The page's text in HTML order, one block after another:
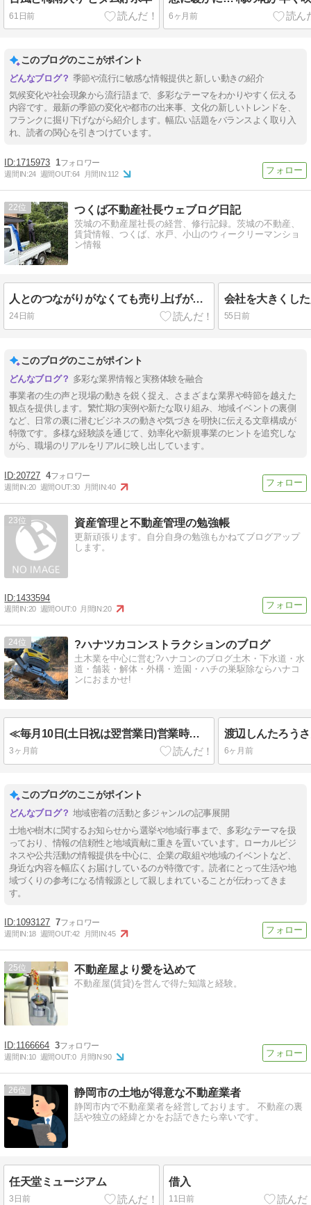
61日前 6ヶ月前
このブログのここがポイント
季節や流行に敏感な情報提供と新しい動きの紹介
気候変化や社会現象から流行語まで、多彩なテーマをわかりやすく伝える
内容です。最新の季節の変化や都市の出来事、文化の新しいトレンドを、
フランクに掘り下げながら紹介します。幅広い話題をバランスよく取り入
れ、読者の関心を引きつけています。
1715973 1
週間IN:24 週間OUT:64 月間IN:112
22 つくば不動産社長ウェブログ日記
茨城の不動産屋社長の経営、修行記録。茨城の不動産、
賃貸情報、つくば、水戸、小山のウィークリーマンショ
ン情報
人とのつながりがなくても売り上げが上がる時代。本当に積み上げるべきものとは？
24日前 55日前
このブログのここがポイント
多彩な業界情報と実務体験を融合
事業者の生の声と現場の動きを鋭く捉え、さまざまな業界や時節を越えた
観点を提供します。繁忙期の実例や新たな取り組み、地域イベントの裏側
など、日常の裏に潜むビジネスの動きや気づきを明快に伝える文章構成が
特徴です。多様な経験談を通じて、効率化や新規事業のヒントを追究しな
がら、職場のリアルをリアルに映し出しています。
20727 4
週間IN:20 週間OUT:30 月間IN:40
23 資産管理と不動産管理の勉強帳
更新頑張ります。自分自身の勉強もかねてブログアップ
します。
1433594
週間IN:20 週間OUT:0 月間IN:20
24 ?ハナツカコンストラクションのブログ
土木業を中心に営む?ハナコンのブログ土木・下水道・水
道・舗装・解体・外構・造園・ハチの巣駆除ならハナコ
ンにおまかせ!
≪毎月10日(土日祝は翌営業日)営業時間短縮のお知らせ≫
3ヶ月前 6ヶ月前
このブログのここがポイント
地域密着の活動と多ジャンルの記事展開
土地や樹木に関するお知らせから選挙や地域行事まで、多彩なテーマを扱
っており、情報の信頼性と地域貢献に重きを置いています。ローカルビジ
ネスや公共活動の情報提供を中心に、企業の取組や地域のイベントなど、
身近な内容を幅広くお届けしているのが特徴です。読者にとって生活や地
域づくりの参考になる情報源として親しまれていることが伝わってきま
す。
1093127 7
週間IN:18 週間OUT:42 月間IN:45
25 不動産屋より愛を込めて
不動産屋(賃貸)を営んで得た知識と経験。
1166664 3
週間IN:10 週間OUT:0 月間IN:90
26 静岡市の土地が得意な不動産業者
静岡市内で不動産業者を経営しております。 不動産の裏
話や独立の経緯とかをお話できたら幸いです。
任天堂ミュージアム
3日前
借入
11日前